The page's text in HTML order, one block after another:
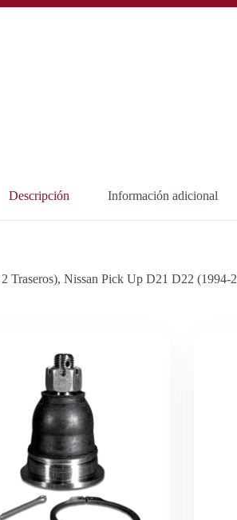
Descripción Información adicional
Traseros), Nissan Pick Up D21 D22 (1994-